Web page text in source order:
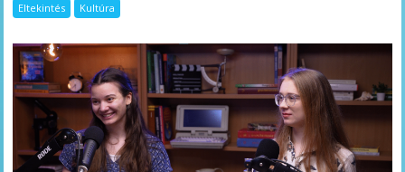
Eltekintés Kultúra